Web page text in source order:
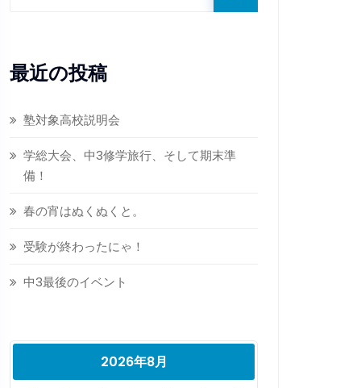
最近の投稿
塾対象高校説明会
学総大会、中3修学旅行、そして期末準
備！
春の宵はぬくぬくと。
受験が終わったにゃ！
中3最後のイベント
2026年8月